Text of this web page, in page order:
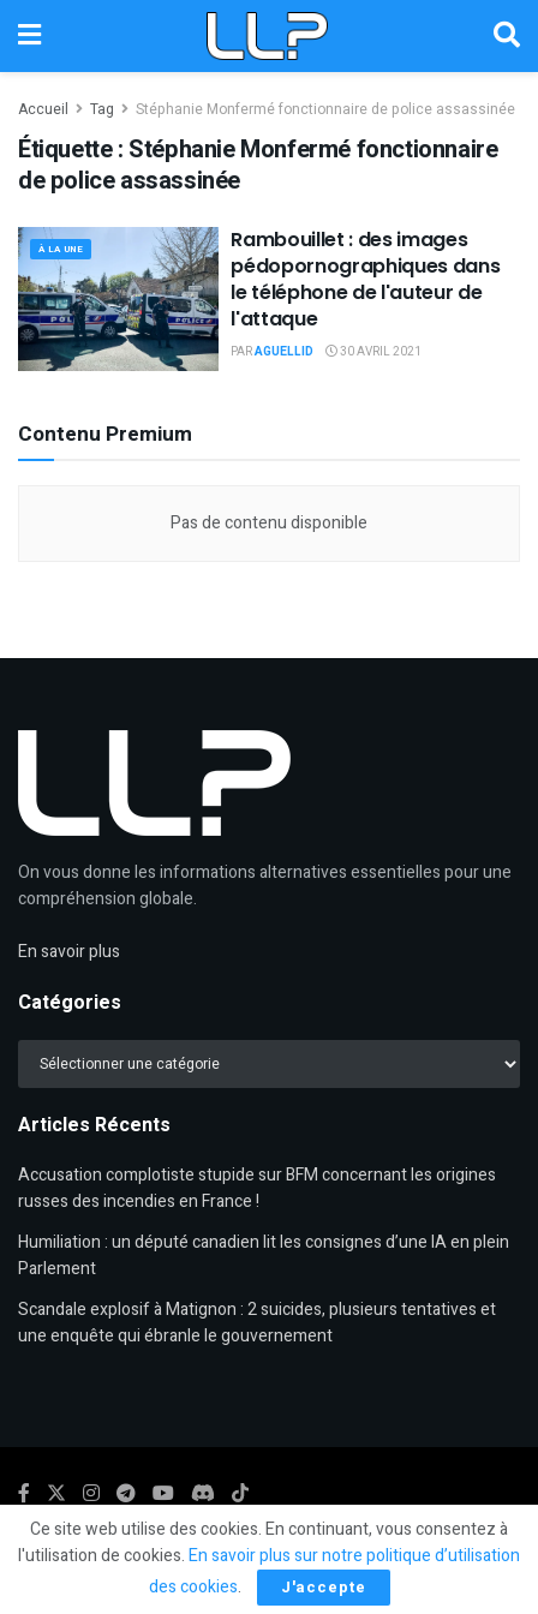
Accueil Tag Stéphanie Monfermé fonctionnaire de police assassinée
Étiquette : Stéphanie Monfermé fonctionnaire
de police assassinée
À LA UNE
Rambouillet : des images
pédopornographiques dans
le téléphone de l'auteur de
l'attaque
PARAGUELLID 30 AVRIL 2021
Contenu Premium
Pas de contenu disponible
On vous donne les informations alternatives essentielles pour une
compréhension globale.
En savoir plus
Catégories
Catégories
Articles Récents
Accusation complotiste stupide sur BFM concernant les origines
russes des incendies en France !
Humiliation : un député canadien lit les consignes d’une IA en plein
Parlement
Scandale explosif à Matignon : 2 suicides, plusieurs tentatives et
une enquête qui ébranle le gouvernement
© 2024LLP - LeLibrePenseur.org et Les Editions Fiat Lux-Mentions légales.
Social Media Auto PublishPowered By :XYZScripts.com
Ce site web utilise des cookies. En continuant, vous consentez à
l'utilisation de cookies.En savoir plus sur notre politique d’utilisation
des cookies. J'accepte